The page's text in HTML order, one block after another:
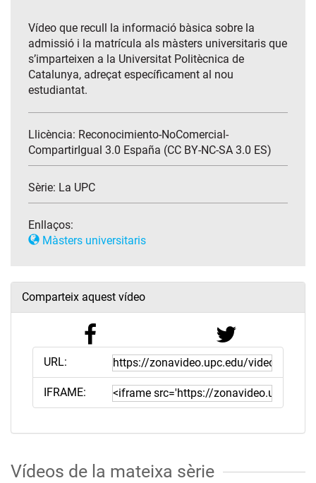
Vídeo que recull la informació bàsica sobre la
admissió i la matrícula als màsters universitaris que
s’imparteixen a la Universitat Politècnica de
Catalunya, adreçat específicament al nou
estudiantat.
Llicència: Reconocimiento-NoComercial-
CompartirIgual 3.0 España (CC BY-NC-SA 3.0 ES)
Sèrie: La UPC
Enllaços:
Màsters universitaris
Comparteix aquest vídeo
URL:
IFRAME:
Vídeos de la mateixa sèrie